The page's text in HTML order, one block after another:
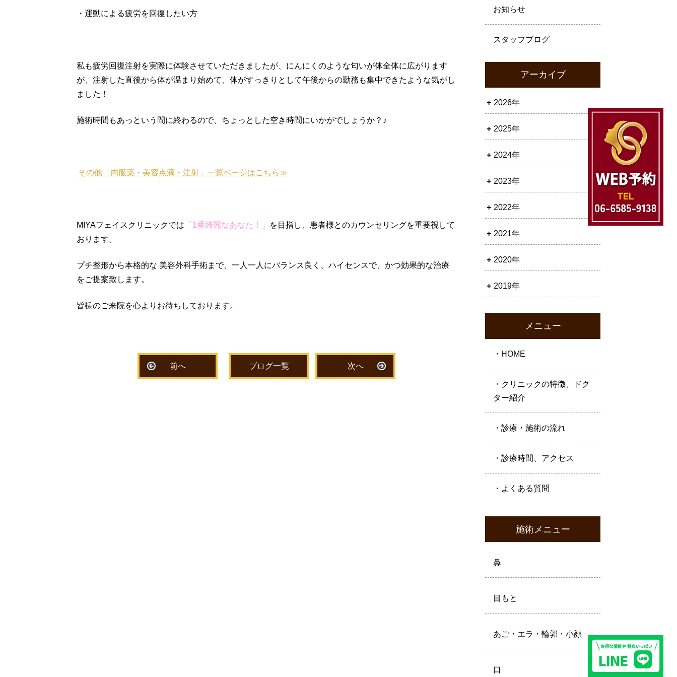
・運動による疲労を回復したい方
私も疲労回復注射を実際に体験させていただきましたが、にんにくのような匂いが体全体に広がります
が、注射した直後から体が温まり始めて、体がすっきりとして午後からの勤務も集中できたような気がし
ました！
施術時間もあっという間に終わるので、ちょっとした空き時間にいかがでしょうか？♪
その他「内服薬・美容点滴・注射」一覧ページはこちら≫
MIYAフェイスクリニックでは 「1番綺麗なあなた！」
を目指し、患者様とのカウンセリングを重要視して
おります。
プチ整形から本格的な 美容外科手術まで、一人一人にバランス良く、ハイセンスで、かつ効果的な治療
をご提案致します。
皆様のご来院を心よりお待ちしております。
前へ ブログ一覧 次へ
お知らせ
スタッフブログ
アーカイブ
2026年
2025年
2024年
2023年
2022年
2021年
2020年
2019年
メニュー
・HOME
・クリニックの特徴、ドク
ター紹介
・診療・施術の流れ
・診療時間、アクセス
・よくある質問
施術メニュー
鼻
目もと
あご・エラ・輪郭・小顔
口